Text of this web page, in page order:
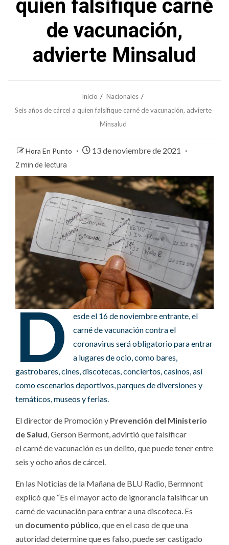
quien falsifique carné
de vacunación,
advierte Minsalud
Inicio
Nacionales
Seis años de cárcel a quien falsifique carné de vacunación, advierte
Minsalud
Hora En Punto 13 de noviembre de 2021
2 min de lectura
D
esde el 16 de noviembre entrante, el
carné de vacunación contra el
coronavirus será obligatorio para entrar
a lugares de ocio, como bares,
gastrobares, cines, discotecas, conciertos, casinos, así
como escenarios deportivos, parques de diversiones y
temáticos, museos y ferias.
El director de Promoción y Prevención del Ministerio
de Salud, Gerson Bermont, advirtió que falsificar
el carné de vacunación es un delito, que puede tener entre
seis y ocho años de cárcel.
En las Noticias de la Mañana de BLU Radio, Bermnont
explicó que “Es el mayor acto de ignorancia falsificar un
carné de vacunación para entrar a una discoteca. Es
un documento público, que en el caso de que una
autoridad determine que es falso, puede ser castigado